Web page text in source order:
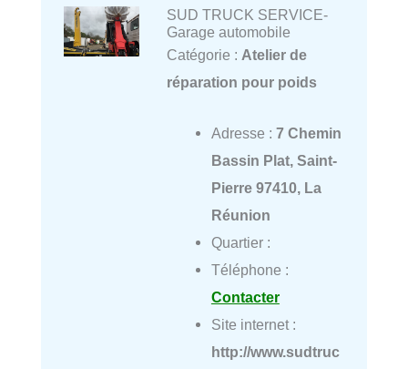
SUD TRUCK SERVICE-
Garage automobile
Catégorie : Atelier de
réparation pour poids
Adresse : 7 Chemin
Bassin Plat, Saint-
Pierre 97410, La
Réunion
Quartier :
Téléphone :
Contacter
Site internet :
http://www.sudtruc